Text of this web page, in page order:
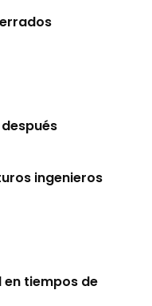
ingenieros
en tiempos de